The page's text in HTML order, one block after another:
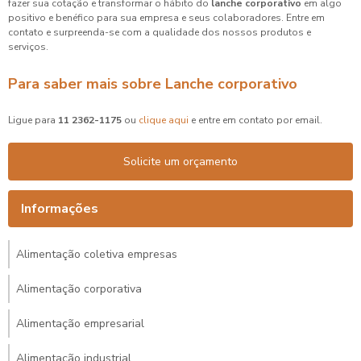
fazer sua cotação e transformar o hábito do lanche corporativo em algo
positivo e benéfico para sua empresa e seus colaboradores. Entre em
contato e surpreenda-se com a qualidade dos nossos produtos e
serviços.
Para saber mais sobre Lanche corporativo
Ligue para 11 2362-1175 ou clique aqui e entre em contato por email.
Solicite um orçamento
Informações
Alimentação coletiva empresas
Alimentação corporativa
Alimentação empresarial